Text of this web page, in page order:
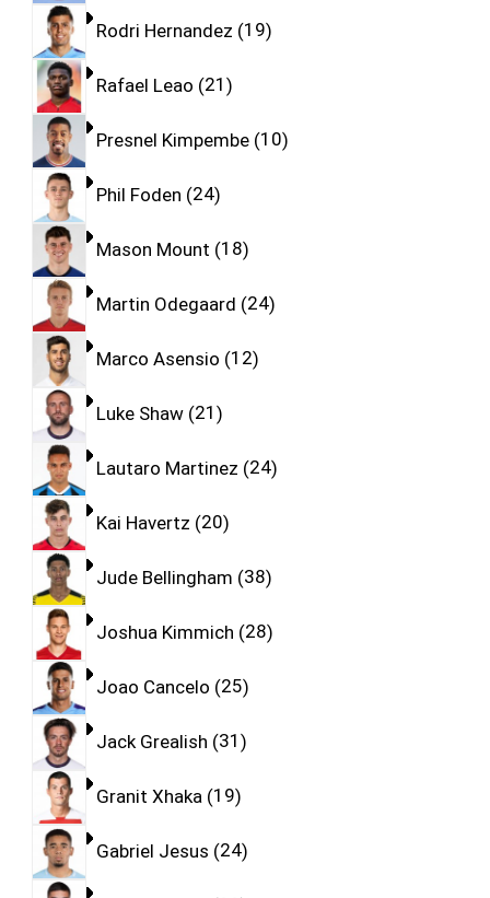
Rodri Hernandez 19
Rafael Leao 21
Presnel Kimpembe 10
Phil Foden 24
Mason Mount 18
Martin Odegaard 24
Marco Asensio 12
Luke Shaw 21
Lautaro Martinez 24
Kai Havertz 20
Jude Bellingham 38
Joshua Kimmich 28
Joao Cancelo 25
Jack Grealish 31
Granit Xhaka 19
Gabriel Jesus 24